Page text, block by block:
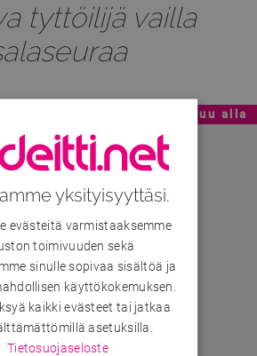
tyttöilijä vailla
Mainoskatko - Sisältö jatkuu alla
yksityisyyttäsi.
evästeitä varmistaaksemme
toimivuuden sekä
sinulle sopivaa sisältöä ja
käyttökokemuksen.
kaikki evästeet tai jatkaa
asetuksilla.
Tietosuojaseloste